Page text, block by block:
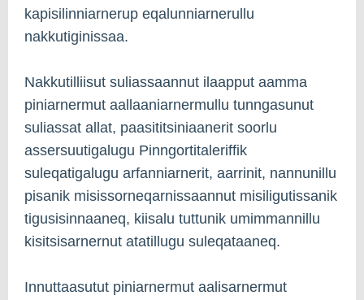
kapisilinniarnerup eqalunniarnerullu
nakkutiginissaa.
Nakkutilliisut suliassaannut ilaapput aamma
piniarnermut aallaaniarnermullu tunngasunut
suliassat allat, paasititsiniaanerit soorlu
assersuutigalugu Pinngortitaleriffik
suleqatigalugu arfanniarnerit, aarrinit, nannunillu
pisanik misissorneqarnissaannut misiligutissanik
tigusisinnaaneq, kiisalu tuttunik umimmannillu
kisitsisarnernut atatillugu suleqataaneq.
Innuttaasutut piniarnermut aalisarnermut